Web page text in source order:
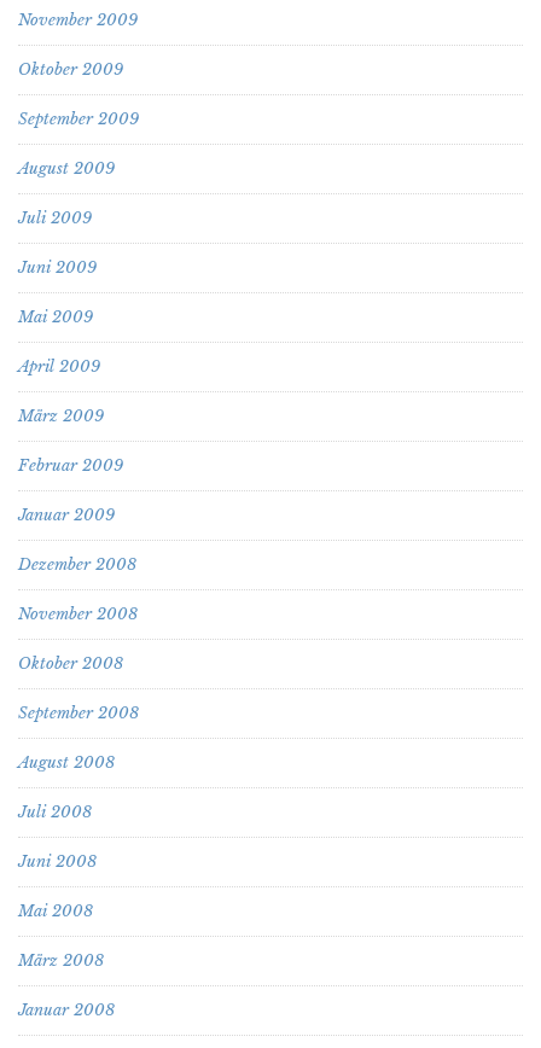
November 2009
Oktober 2009
September 2009
August 2009
Juli 2009
Juni 2009
Mai 2009
April 2009
März 2009
Februar 2009
Januar 2009
Dezember 2008
November 2008
Oktober 2008
September 2008
August 2008
Juli 2008
Juni 2008
Mai 2008
März 2008
Januar 2008